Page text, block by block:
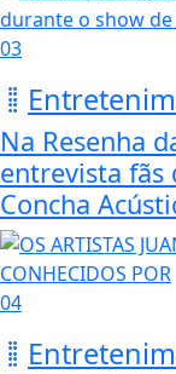
03
Na Resenha
entrevista fãs
Concha
04